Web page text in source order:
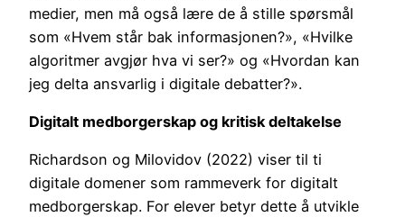
medier, men må også lære de å stille spørsmål
som «Hvem står bak informasjonen?», «Hvilke
algoritmer avgjør hva vi ser?» og «Hvordan kan
jeg delta ansvarlig i digitale debatter?».
Digitalt medborgerskap og kritisk deltakelse
Richardson og Milovidov (2022) viser til ti
digitale domener som rammeverk for digitalt
medborgerskap. For elever betyr dette å utvikle